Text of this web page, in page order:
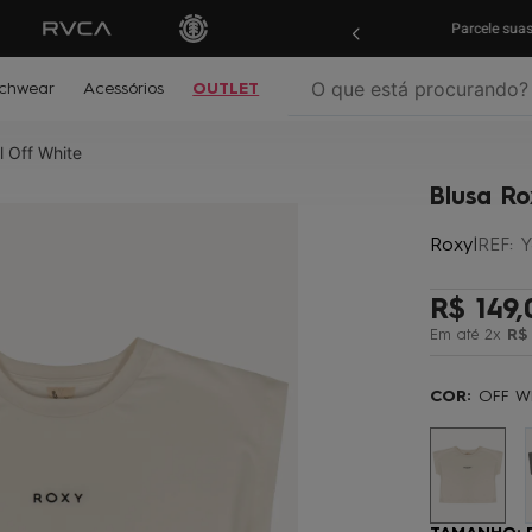
em até 10x sem juros! Aproveite! Parcele
Acessórios OUTLET
Off White
Blusa
Roxy| REF:
R$ 149,
Em até 2x R$
COR: OFF
termos mais buscados
vestido